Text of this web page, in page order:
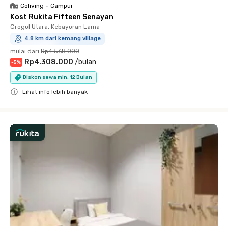
Coliving • Campur
Kost Rukita Fifteen Senayan
Grogol Utara, Kebayoran Lama
4.8 km dari kemang village
mulai dari Rp4.568.000
-5% Rp4.308.000 /bulan
Diskon sewa min. 12 Bulan
Lihat info lebih banyak